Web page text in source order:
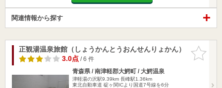
関連情報から探す
お気に入
りに追加
正観湯温泉旅館（しょうかんとうおんせんりょかん）
3.0点/ 6 件
青森県 / 南津軽郡大鰐町 / 大鰐温泉
津軽湯の沢駅9.39km 長峰駅1.36km
東北自動車道 碇ヶ関ICより国道7号線を6分